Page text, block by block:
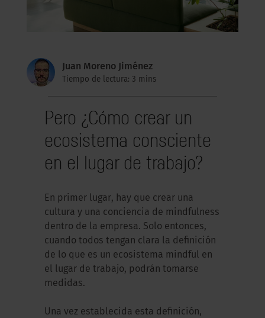
Juan Moreno Jiménez
Tiempo de lectura: 3 mins
Pero ¿Cómo crear un
ecosistema consciente
en el lugar de trabajo?
En primer lugar, hay que crear una
cultura y una conciencia de mindfulness
dentro de la empresa. Solo entonces,
cuando todos tengan clara la definición
de lo que es un ecosistema mindful en
el lugar de trabajo, podrán tomarse
medidas.
Una vez establecida esta definición,